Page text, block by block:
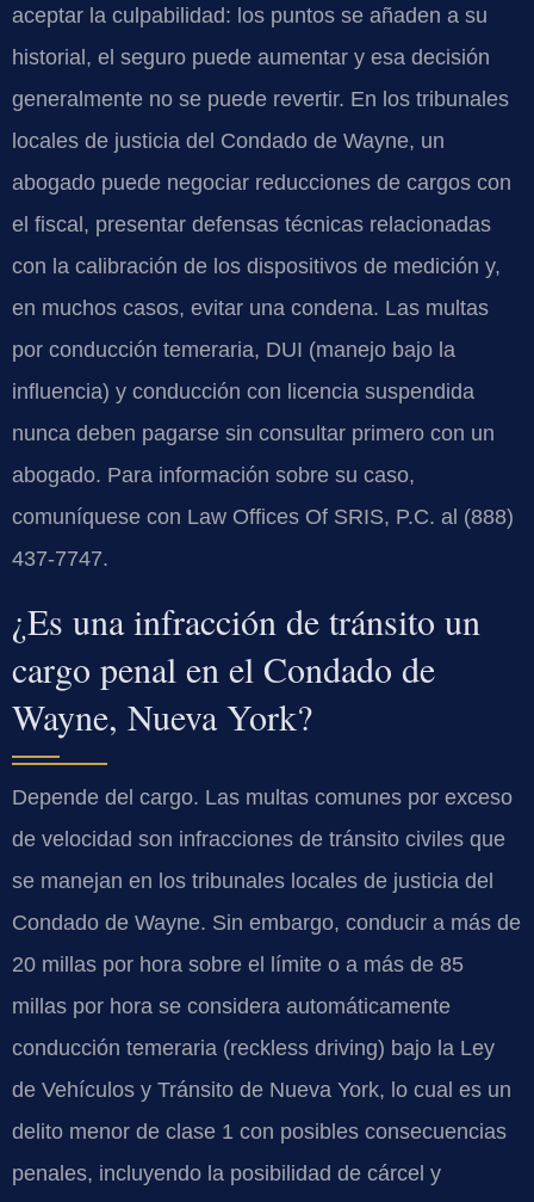
aceptar la culpabilidad: los puntos se añaden a su
historial, el seguro puede aumentar y esa decisión
generalmente no se puede revertir. En los tribunales
locales de justicia del Condado de Wayne, un
abogado puede negociar reducciones de cargos con
el fiscal, presentar defensas técnicas relacionadas
con la calibración de los dispositivos de medición y,
en muchos casos, evitar una condena. Las multas
por conducción temeraria, DUI (manejo bajo la
influencia) y conducción con licencia suspendida
nunca deben pagarse sin consultar primero con un
abogado. Para información sobre su caso,
comuníquese con Law Offices Of SRIS, P.C. al (888)
437-7747.
¿Es una infracción de tránsito un
cargo penal en el Condado de
Wayne, Nueva York?
Depende del cargo. Las multas comunes por exceso
de velocidad son infracciones de tránsito civiles que
se manejan en los tribunales locales de justicia del
Condado de Wayne. Sin embargo, conducir a más de
20 millas por hora sobre el límite o a más de 85
millas por hora se considera automáticamente
conducción temeraria (reckless driving) bajo la Ley
de Vehículos y Tránsito de Nueva York, lo cual es un
delito menor de clase 1 con posibles consecuencias
penales, incluyendo la posibilidad de cárcel y